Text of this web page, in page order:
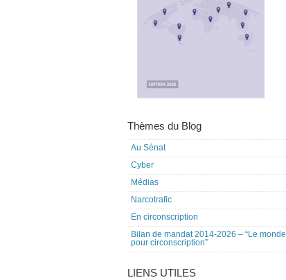
Thèmes du Blog
Au Sénat
Cyber
Médias
Narcotrafic
En circonscription
Bilan de mandat 2014-2026 – “Le monde
pour circonscription”
LIENS UTILES